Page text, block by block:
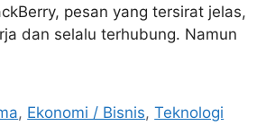
pesan yang tersirat jelas,
dan selalu terhubung. Namun
, Ekonomi / Bisnis,Teknologi